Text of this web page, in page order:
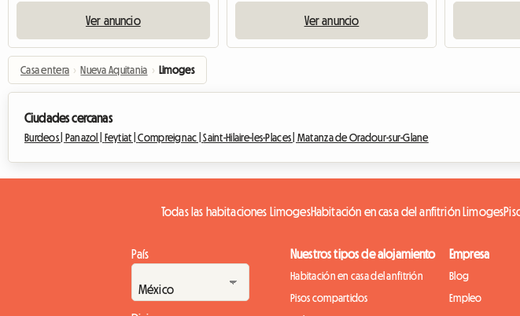
Ver anuncio Ver anuncio
Casa entera › Nueva Aquitania › Limoges
Ciudades cercanas
Burdeos | Panazol | Feytiat |Compreignac |Saint-Hilaire-les-Places | Matanza de Oradour-sur-Glane
Todas las habitaciones LimogesHabitación en casa del anfitrión Limoges
País Nuestros tipos de alojamiento
Habitación en casa del anfitrión
Pisos compartidos
Empresa
Blog
Empleo